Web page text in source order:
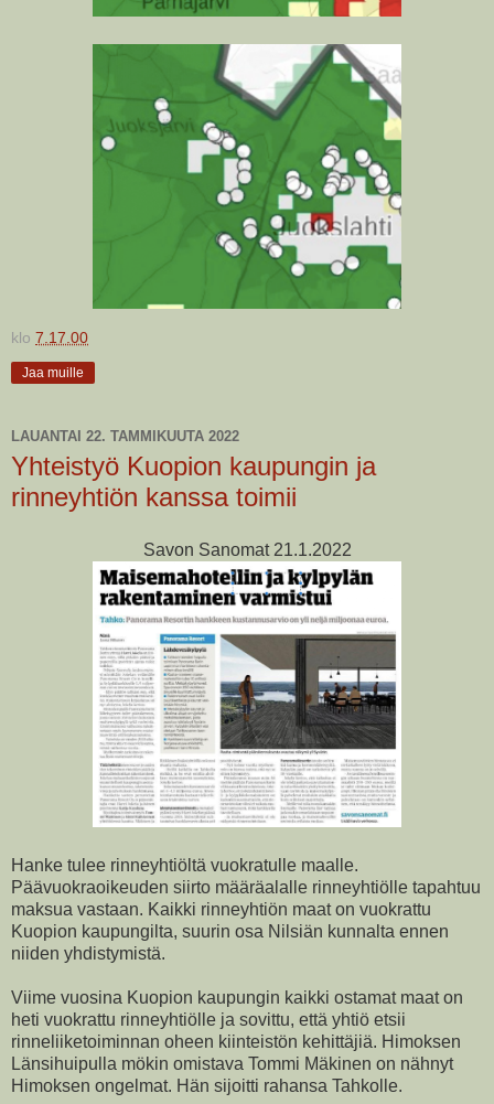
klo 7.17.00
Jaa muille
LAUANTAI 22. TAMMIKUUTA 2022
Yhteistyö Kuopion kaupungin ja
rinneyhtiön kanssa toimii
Savon Sanomat 21.1.2022
Hanke tulee rinneyhtiöltä vuokratulle maalle.
Päävuokraoikeuden siirto määräalalle rinneyhtiölle tapahtuu
maksua vastaan. Kaikki rinneyhtiön maat on vuokrattu
Kuopion kaupungilta, suurin osa Nilsiän kunnalta ennen
niiden yhdistymistä.
Viime vuosina Kuopion kaupungin kaikki ostamat maat on
heti vuokrattu rinneyhtiölle ja sovittu, että yhtiö etsii
rinneliiketoiminnan oheen kiinteistön kehittäjiä. Himoksen
Länsihuipulla mökin omistava Tommi Mäkinen on nähnyt
Himoksen ongelmat. Hän sijoitti rahansa Tahkolle.